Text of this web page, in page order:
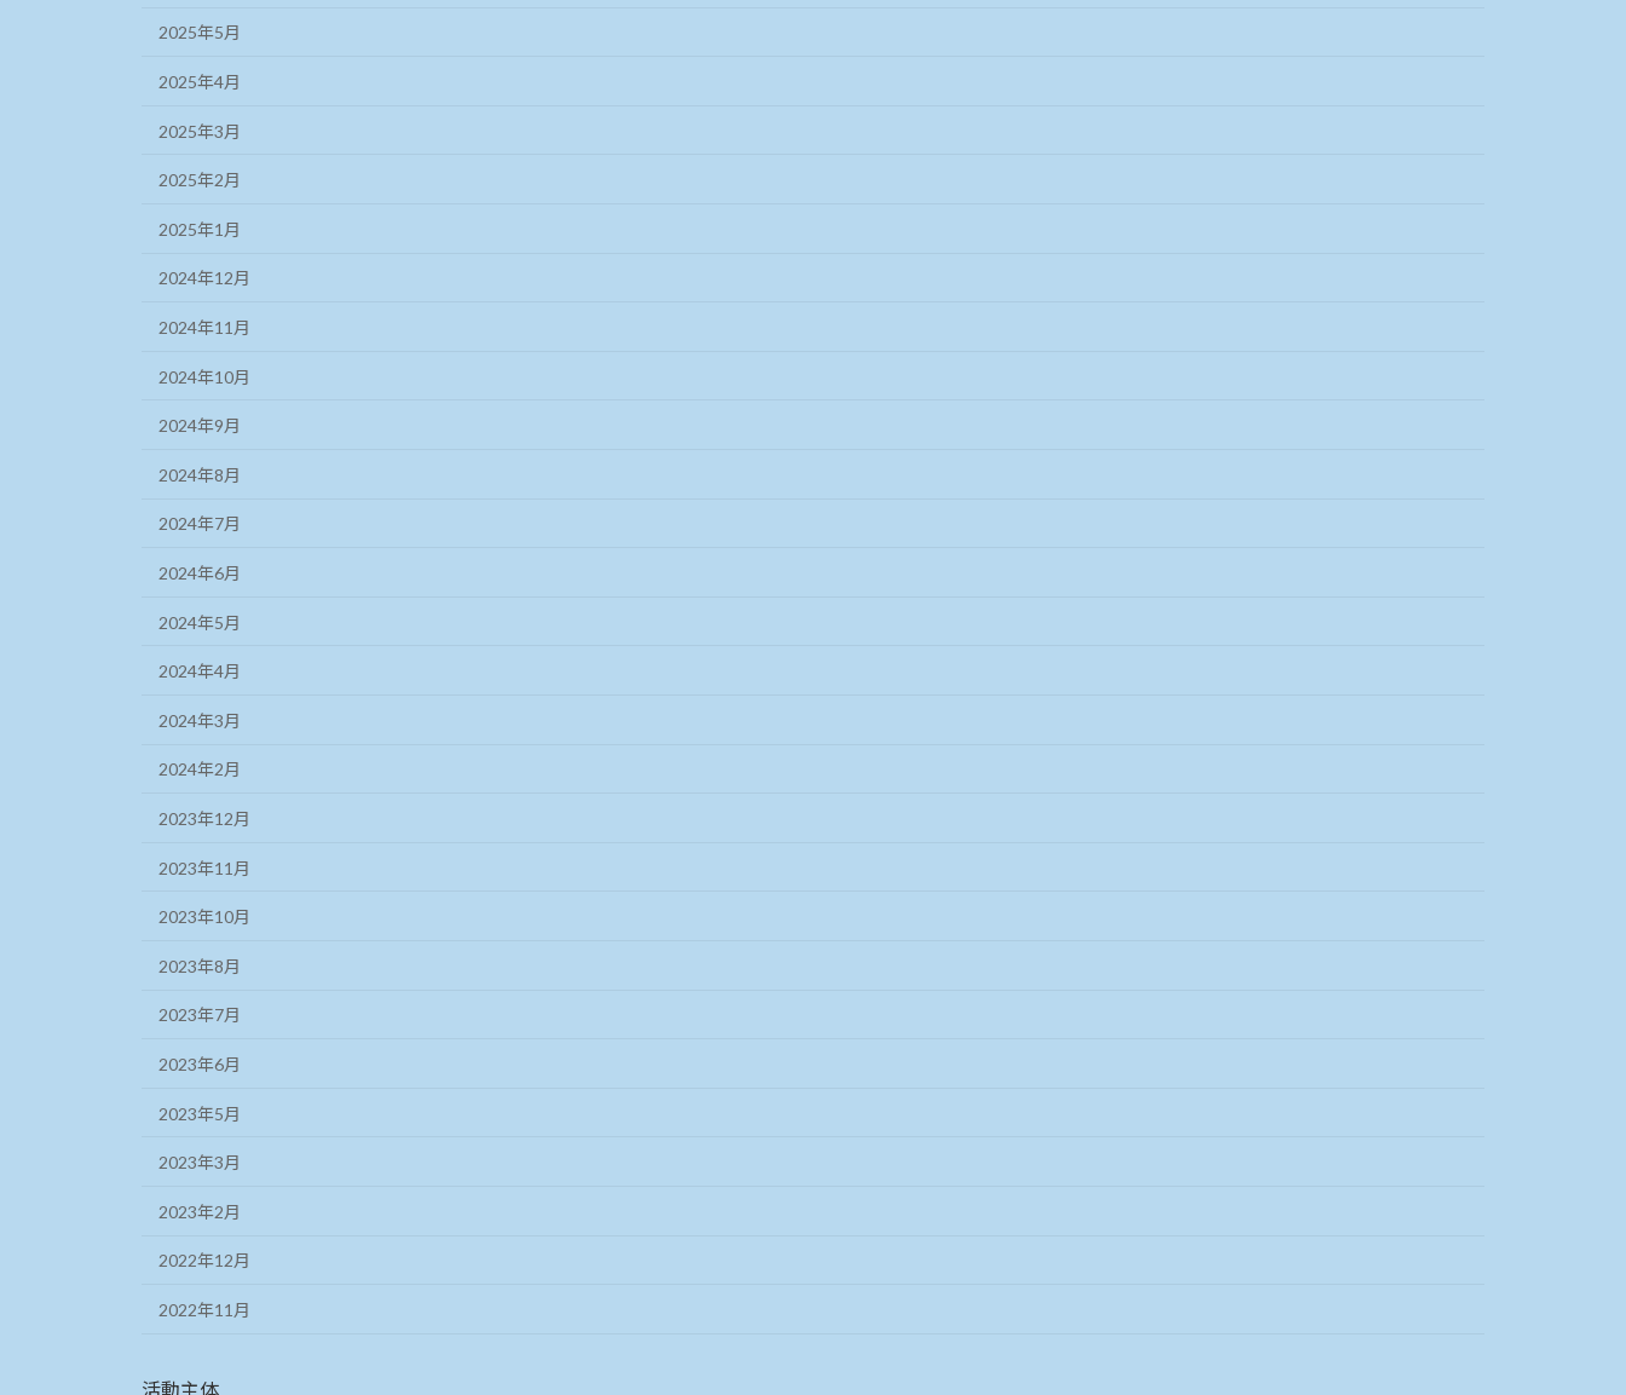
2025年5月
2025年4月
2025年3月
2025年2月
2025年1月
2024年12月
2024年11月
2024年10月
2024年9月
2024年8月
2024年7月
2024年6月
2024年5月
2024年4月
2024年3月
2024年2月
2023年12月
2023年11月
2023年10月
2023年8月
2023年7月
2023年6月
2023年5月
2023年3月
2023年2月
2022年12月
2022年11月
活動主体